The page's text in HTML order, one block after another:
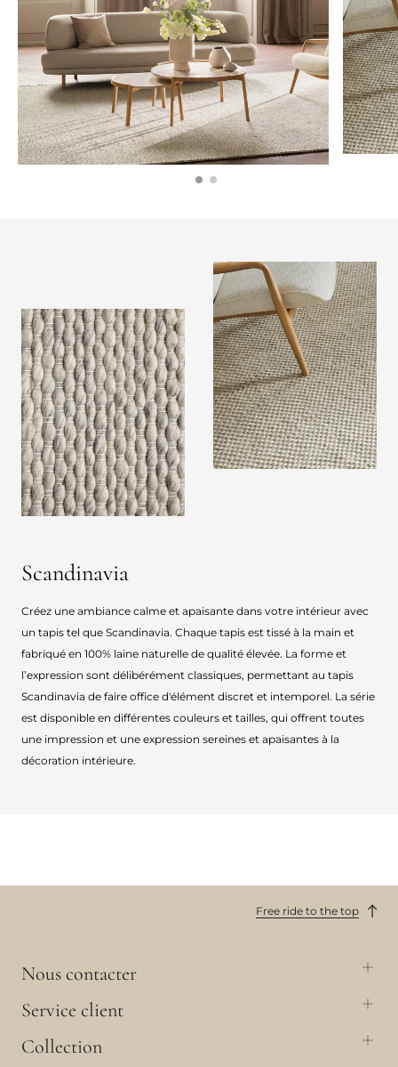
Scandinavia
Créez une ambiance calme et apaisante dans votre intérieur avec
un tapis tel que Scandinavia. Chaque tapis est tissé à la main et
fabriqué en 100% laine naturelle de qualité élevée. La forme et
l’expression sont délibérément classiques, permettant au tapis
Scandinavia de faire office d'élément discret et intemporel. La série
est disponible en différentes couleurs et tailles, qui offrent toutes
une impression et une expression sereines et apaisantes à la
décoration intérieure.
Free ride to the top
Nous contacter
Service client
Collection